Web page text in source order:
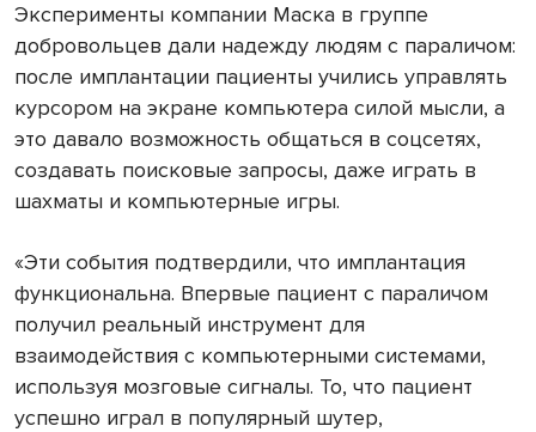
Эксперименты компании Маска в группе
добровольцев дали надежду людям с параличом:
после имплантации пациенты учились управлять
курсором на экране компьютера силой мысли, а
это давало возможность общаться в соцсетях,
создавать поисковые запросы, даже играть в
шахматы и компьютерные игры.
«Эти события подтвердили, что имплантация
функциональна. Впервые пациент с параличом
получил реальный инструмент для
взаимодействия с компьютерными системами,
используя мозговые сигналы. То, что пациент
успешно играл в популярный шутер,